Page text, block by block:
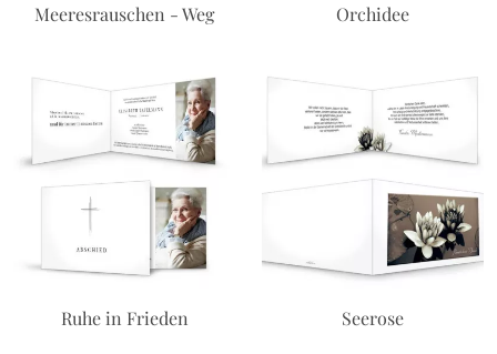
Meeresrauschen - Weg Orchidee
Ruhe in Frieden Seerose